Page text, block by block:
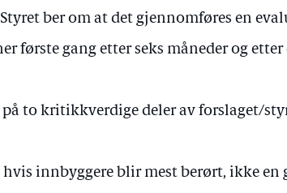
Styret ber om at det gjennomføres en
første gang etter seks måneder og etter
på to kritikkverdige deler av forslaget/
innbyggere blir mest berørt, ikke en